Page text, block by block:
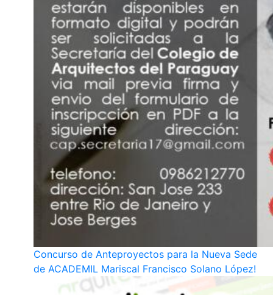
Concurso de Anteproyectos para la Nueva Sede
de ACADEMIL Mariscal Francisco Solano López!